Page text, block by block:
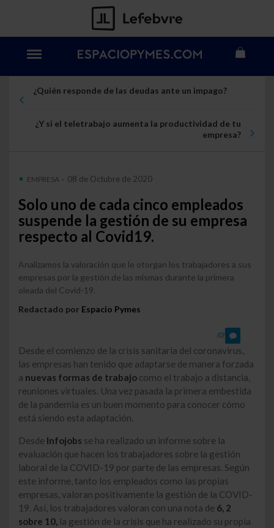
¿Quién responde de las deudas ante un impago?
¿Y si el teletrabajo aumenta la productividad de tu
empresa?
EMPRESA - 08 de Octubre de 2020
Solo uno de cada cinco empleados
suspende la gestión de su empresa
respecto al Covid19.
Analizamos la valoración que le otorgan los trabajadores a sus
empresas por la gestión de las mismas durante la primera
oleada del Covid-19.
Redactado por Espacio Pymes
(0)
Desde el comienzo de la crisis sanitaria del coronavirus,
las empresas han tenido que adaptarse de manera forzada
a nuevas formas de trabajo como el trabajo a distancia,
reuniones virtuales. Una vez pasada la primera embestida
de la pandemia es un buen momento para conocer cómo
está siendo esta adaptación.
Desde Infojobs se ha realizado un informe sobre la
evaluación que hacen los trabajadores sobre la gestión
laboral de la COVID-19 por parte de las empresas. Según
este informe, tanto los empleados como las propias
empresas, valoran positivamente la gestión de la COVID-
19. Así, los trabajadores valoran con una nota de 6, 2
sobre 10, la gestión de la crisis que ha realizado su propia